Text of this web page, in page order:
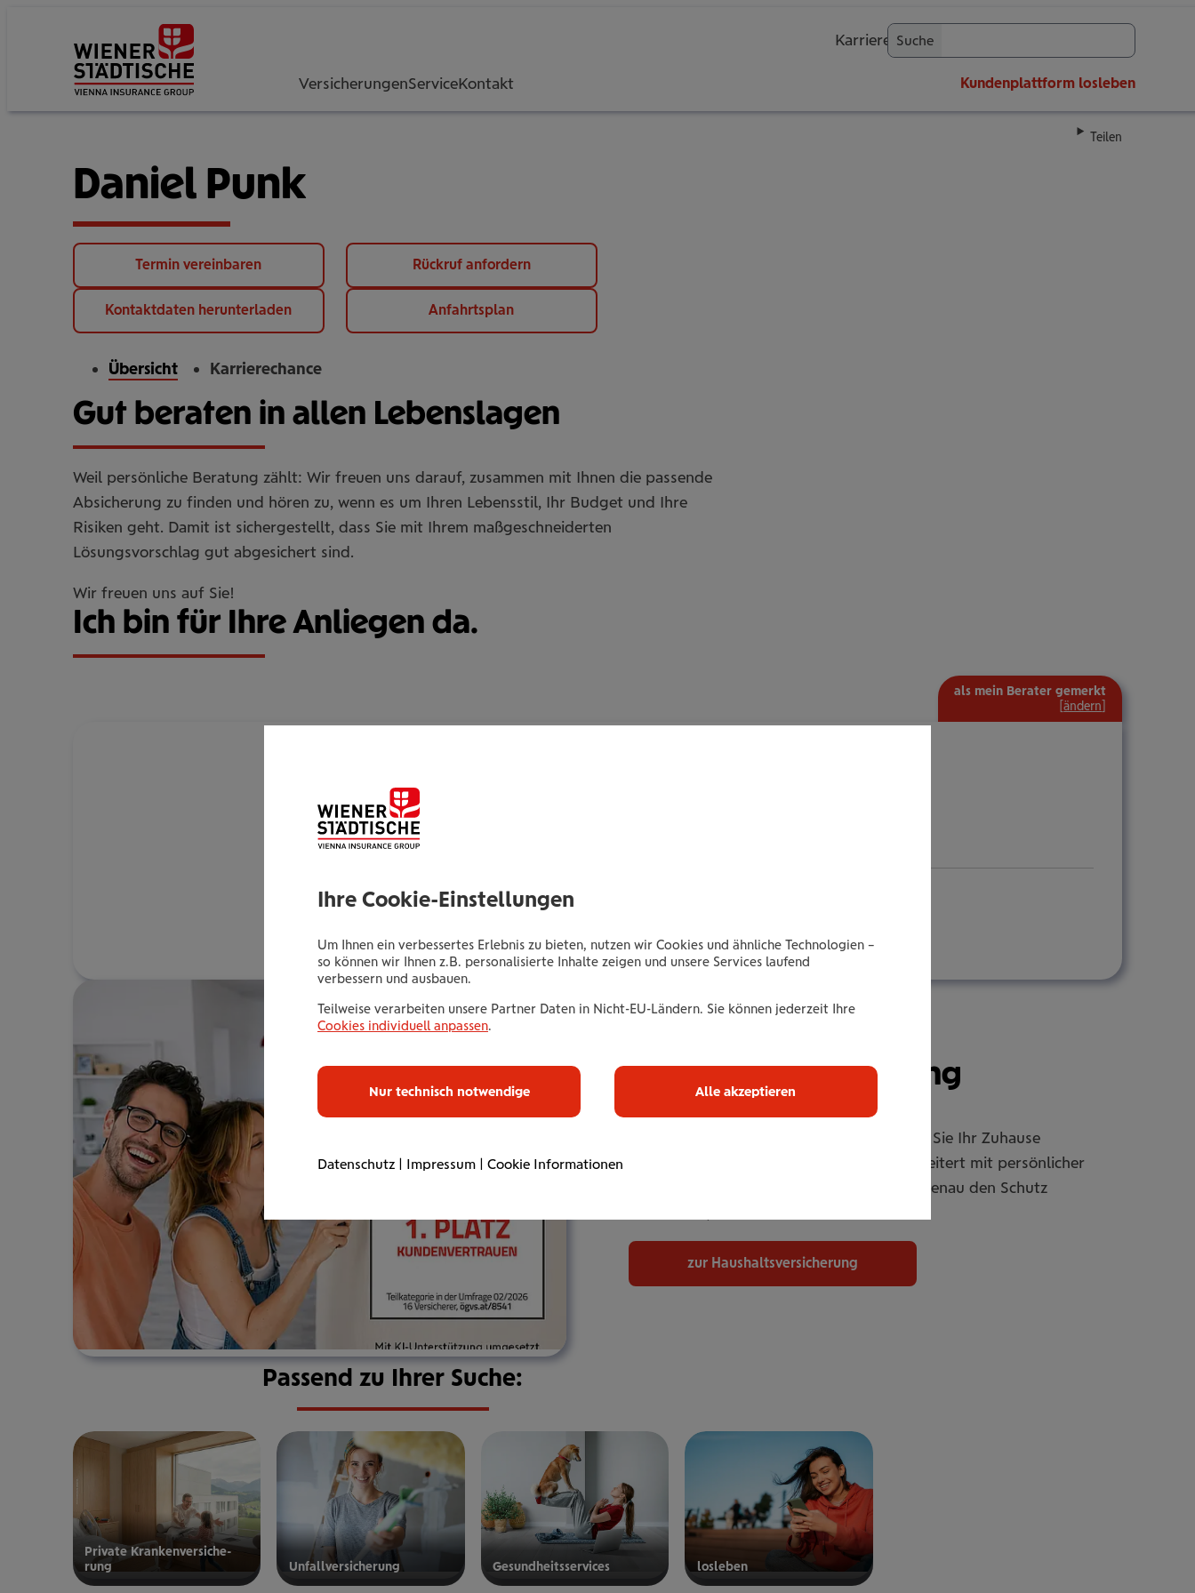
VersicherungenServiceKontakt
Karriere Suche
Kundenplattform losleben
Teilen
Daniel Punk
Termin vereinbaren Rückruf anfordern
Kontaktdaten herunterladen Anfahrtsplan
Übersicht Karrierechance
Gut beraten in allen Lebenslagen
Weil persönliche Beratung zählt: Wir freuen uns darauf, zusammen mit Ihnen die passende
Absicherung zu finden und hören zu, wenn es um Ihren Lebensstil, Ihr Budget und Ihre
Risiken geht. Damit ist sichergestellt, dass Sie mit Ihrem maßgeschneiderten
Lösungsvorschlag gut abgesichert sind.
Wir freuen uns auf Sie!
Ich bin für Ihre Anliegen da.
Tel.: +435035027142
+436646013927142
E-Mail:d.punk@wienerstaedtische.at
als mein Berater gemerkt
[ändern
Haus­halts­ver­si­che­rung
Mit unserer Haushaltsversicherung sichern Sie Ihr Zuhause
umfassend ab. Online oder individuell erweitert mit persönlicher
Betreuung. Flexibel anpassbar, damit Sie genau den Schutz
zur Haushaltsversicherung
Passend zu Ihrer Suche:
Private Kran­ken­­­ver­si­che­
rung
zur privaten
Unfall­ver­si­che­rung Gesund­heits­ser­vices los­le­ben
Ihre Cookie-Einstellungen
Um Ihnen ein verbessertes Erlebnis zu bieten, nutzen wir Cookies und ähnliche Technologien –
so können wir Ihnen z.B. personalisierte Inhalte zeigen und unsere Services laufend
verbessern und ausbauen.
Teilweise verarbeiten unsere Partner Daten in Nicht-EU-Ländern. Sie können jederzeit Ihre
Cookies individuell anpassen.
Nur technisch notwendige Alle akzeptieren
Datenschutz | Impressum | Cookie Informationen